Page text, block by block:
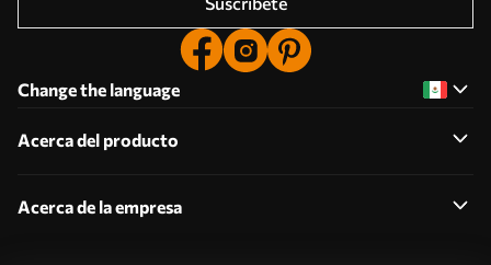
Change the language
Acerca del producto
Acerca de la empresa